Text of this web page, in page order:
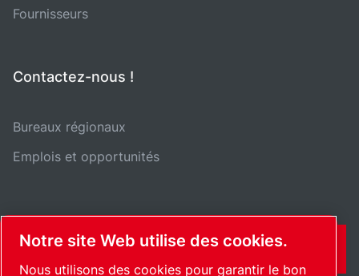
Fournisseurs
Contactez-nous !
Bureaux régionaux
Emplois et opportunités
CONTACT
Notre site Web utilise des cookies.
Nous utilisons des cookies pour garantir le bon